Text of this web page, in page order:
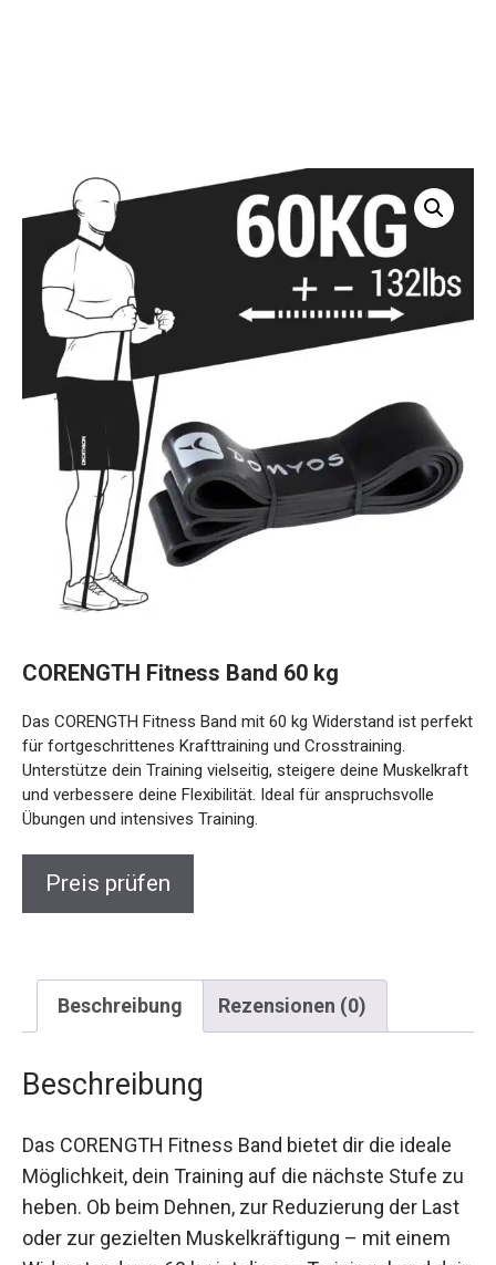
CORENGTH Fitness Band 60 kg
Das CORENGTH Fitness Band mit 60 kg Widerstand ist
perfekt für fortgeschrittenes Krafttraining und
Crosstraining. Unterstütze dein Training vielseitig, steigere
deine Muskelkraft und verbessere deine Flexibilität. Ideal für
anspruchsvolle Übungen und intensives Training.
Preis prüfen
Beschreibung Rezensionen (0)
Beschreibung
Das CORENGTH Fitness Band bietet dir die ideale
Möglichkeit, dein Training auf die nächste Stufe
zu heben. Ob beim Dehnen, zur Reduzierung der
Last oder zur gezielten Muskelkräftigung – mit